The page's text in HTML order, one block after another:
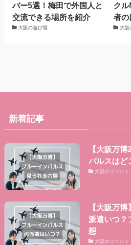
バー5選！梅田で外国人と
交流できる場所を紹介
大阪の遊び場
ク
者の
大阪
新着記事
【大阪万
パルスはど
大阪のイベント
【大阪万
派遣いつ？
想
大阪のイベント